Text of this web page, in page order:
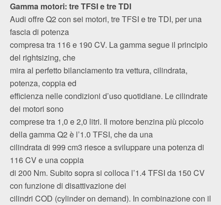
Gamma motori: tre TFSI e tre TDI
Audi offre Q2 con sei motori, tre TFSI e tre TDI, per una
fascia di potenza
compresa tra 116 e 190 CV. La gamma segue il principio
del rightsizing, che
mira al perfetto bilanciamento tra vettura, cilindrata,
potenza, coppia ed
efficienza nelle condizioni d’uso quotidiane. Le cilindrate
dei motori sono
comprese tra 1,0 e 2,0 litri. Il motore benzina più piccolo
della gamma Q2 è l’1.0 TFSI, che da una
cilindrata di 999 cm3 riesce a sviluppare una potenza di
116 CV e una coppia
di 200 Nm. Subito sopra si colloca l’1.4 TFSI da 150 CV
con funzione di disattivazione dei
cilindri COD (cylinder on demand). In combinazione con il